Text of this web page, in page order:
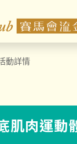
動詳情
肌肉運動